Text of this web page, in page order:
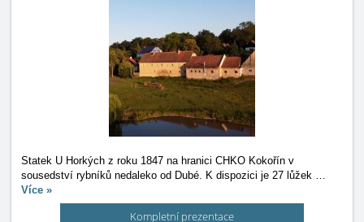
Statek U Horkých z roku 1847 na hranici CHKO Kokořín v
sousedství rybníků nedaleko od Dubé. K dispozici je 27 lůžek …
Více »
Kompletní prezentace